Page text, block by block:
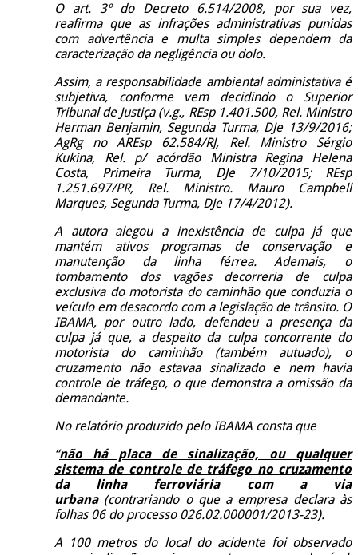
O art. 3º do Decreto 6.514/2008, por sua vez,
reafirma que as infrações administrativas punidas
com advertência e multa simples dependem da
caracterização da negligência ou dolo.
Assim, a responsabilidade ambiental administativa é
subjetiva, conforme vem decidindo o Superior
Tribunal de Justiça (v.g., REsp 1.401.500, Rel. Ministro
Herman Benjamin, Segunda Turma, DJe 13/9/2016;
AgRg no AREsp 62.584/RJ, Rel. Ministro Sérgio
Kukina, Rel. p/ acórdão Ministra Regina Helena
Costa, Primeira Turma, DJe 7/10/2015; REsp
1.251.697/PR, Rel. Ministro. Mauro Campbell
Marques, Segunda Turma, DJe 17/4/2012).
A autora alegou a inexistência de culpa já que
mantém ativos programas de conservação e
manutenção da linha férrea. Ademais, o
tombamento dos vagões decorreria de culpa
exclusiva do motorista do caminhão que conduzia o
veículo em desacordo com a legislação de trânsito. O
IBAMA, por outro lado, defendeu a presença da
culpa já que, a despeito da culpa concorrente do
motorista do caminhão (também autuado), o
cruzamento não estavaa sinalizado e nem havia
controle de tráfego, o que demonstra a omissão da
demandante.
No relatório produzido pelo IBAMA consta que
“não há placa de sinalização, ou qualquer
sistema de controle de tráfego no cruzamento
da linha ferroviária com a via
urbana(contrariando o que a empresa declara às
folhas 06 do processo 026.02.000001/2013-23).
A 100 metros do local do acidente foi observado